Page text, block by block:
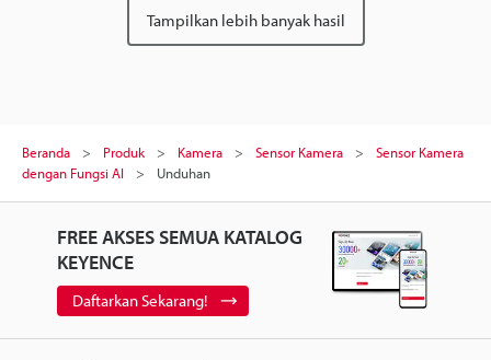
Tampilkan lebih banyak hasil
Beranda Produk Kamera Sensor Kamera
Sensor Kamera
dengan Fungsi AI
Unduhan
FREE AKSES SEMUA KATALOG
KEYENCE
Daftarkan Sekarang!